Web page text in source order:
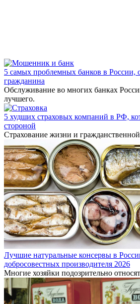
5 самых проблемных банков в России,
гражданина
Обслуживание во многих банках
лучшего.
5 худших страховых компаний в РФ,
стороной
Страхование жизни и гражданственной
Лучшие натуральные консервы в
добросовестных производителя 2026
Многие хозяйки подозрительно